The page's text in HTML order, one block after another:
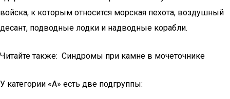
войска, к которым относится морская пехота, воздушный
десант, подводные лодки и надводные корабли.
Читайте также: Синдромы при камне в мочеточнике
У категории «А» есть две подгруппы: